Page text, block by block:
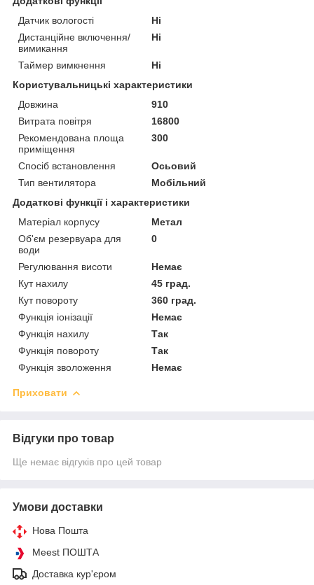
Датчик вологості
Ні
Дистанційне включення/
вимикання
Ні
Таймер вимкнення
Ні
Користувальницькі характеристики
Довжина
910
Витрата повітря
16800
Рекомендована площа
приміщення
300
Спосіб встановлення
Осьовий
Тип вентилятора
Мобільний
Додаткові функції і характеристики
Матеріал корпусу
Метал
Об'єм резервуара для
води
0
Регулювання висоти
Немає
Кут нахилу
45 град.
Кут повороту
360 град.
Функція іонізації
Немає
Функція нахилу
Так
Функція повороту
Так
Функція зволоження
Немає
Приховати
Відгуки про товар
Ще немає відгуків про цей товар
Умови доставки
Нова Пошта
Meest ПОШТА
Доставка кур'єром